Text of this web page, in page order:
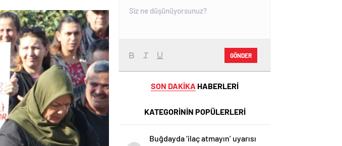
GÖNDER
SON DAKİKA HABERLERİ
KATEGORİNİN POPÜLERLERİ
Buğdayda ‘ilaç atmayın’ uyarısı